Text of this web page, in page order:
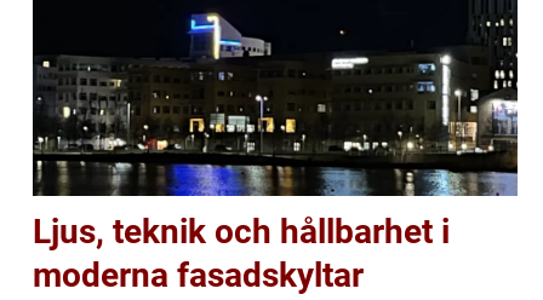
Ljus, teknik och hållbarhet i
moderna fasadskyltar